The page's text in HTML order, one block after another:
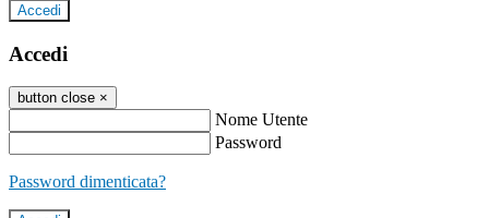
Accedi
Accedi
button close ×
Nome Utente
Password
Password dimenticata?